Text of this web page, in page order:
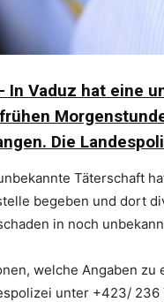
In Vaduz hat eine
Die
Täterschaft
begeben und dort
in noch
welche Angaben
unter +423/ 236